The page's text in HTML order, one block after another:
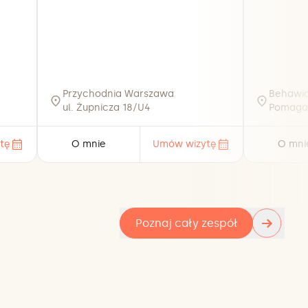
Przychodnia Warszawa
ul. Żupnicza 18/U4
O mnie Umów wizytę O
Poznaj cały zespół →